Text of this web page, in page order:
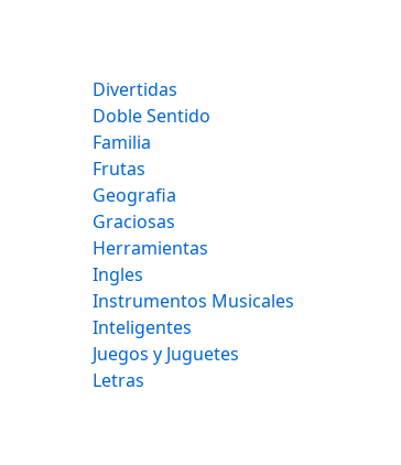
Divertidas
Doble Sentido
Familia
Frutas
Geografia
Graciosas
Herramientas
Ingles
Instrumentos Musicales
Inteligentes
Juegos y Juguetes
Letras